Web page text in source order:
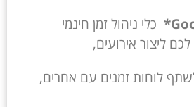
כלי ניהול זמן חינמי
ליצור אירועים,
לוחות זמנים עם אחרים,